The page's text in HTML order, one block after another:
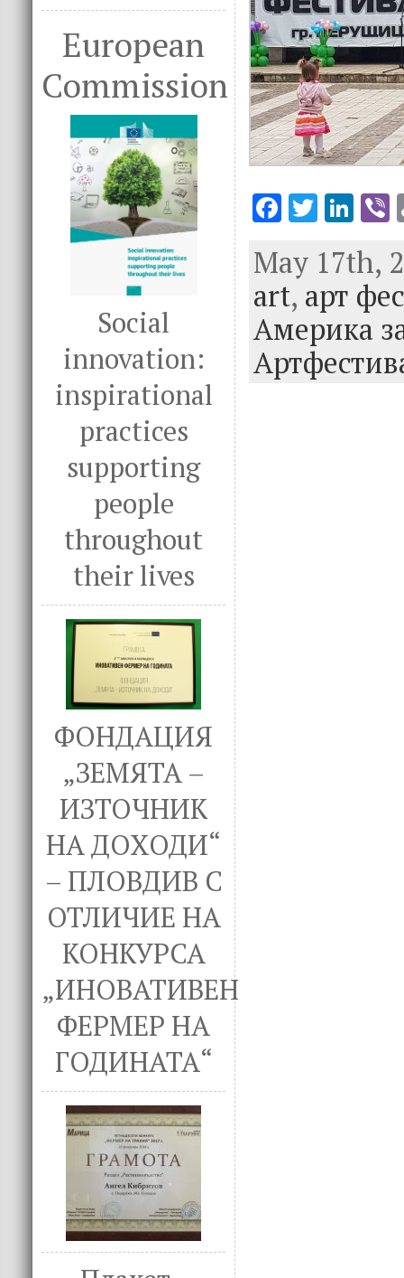
European
Commission
Social
innovation:
inspirational
practices
supporting
people
throughout
their lives
ФОНДАЦИЯ
„ЗЕМЯТА –
ИЗТОЧНИК
НА ДОХОДИ“
– ПЛОВДИВ С
ОТЛИЧИЕ НА
КОНКУРСА
„ИНОВАТИВЕН
ФЕРМЕР НА
ГОДИНАТА“
F
e
b
o
o
k
T
it
te
r
Li
k
e
dI
n
May 17th,
art, арт
Америка